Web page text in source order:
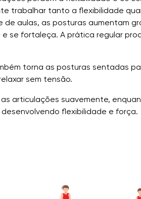
trabalhar tanto a flexibilidade
de aulas, as posturas aumentam
se fortaleça. A prática regular
torna as posturas sentadas
sem tensão.
articulações suavemente,
flexibilidade e força.